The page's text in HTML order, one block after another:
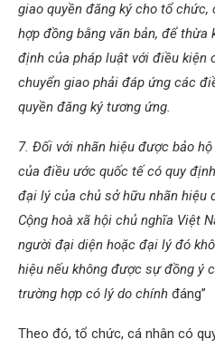
giao quyền đăng ký cho tổ
hợp đồng bằng văn bản, để thừa
định của pháp luật với điều kiện
chuyển giao phải đáp ứng các
quyền đăng ký tương ứng.
7. Đối với nhãn hiệu được bảo
của điều ước quốc tế có quy
đại lý của chủ sở hữu nhãn hiệu
Cộng hoà xã hội chủ nghĩa Việt
người đại diện hoặc đại lý đó
hiệu nếu không được sự đồng ý
trường hợp có lý do chính đáng”
Theo đó, tổ chức, cá nhân có